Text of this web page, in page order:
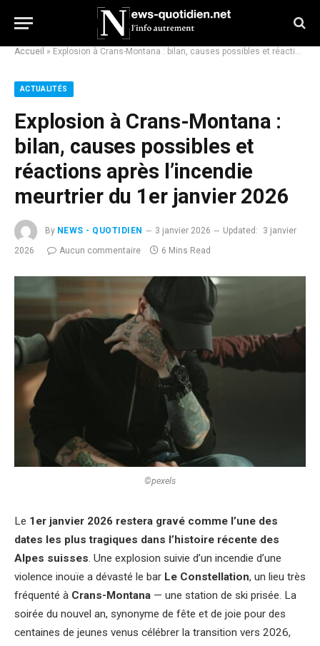
Accueil » Explosion à Crans-Montana : bilan, causes possibles et réactions après l’incendie meurtrier du 1er janvier 2026
ACTUALITÉS
Explosion à Crans-Montana :
bilan, causes possibles et
réactions après l’incendie
meurtrier du 1er janvier 2026
By NEWS - QUOTIDIEN 3 janvier 2026 Updated:
3 janvier
2026
Aucun commentaire 6 Mins Read
©pexels
Le 1er janvier 2026 restera gravé comme l’une des
dates les plus tragiques dans l’histoire récente des
Alpes suisses. Une explosion suivie d’un incendie d’une
violence inouïe a dévasté le bar Le Constellation, un lieu très
fréquenté à Crans-Montana — une station de ski prisée. La
soirée du nouvel an, synonyme de fête et de joie pour des
centaines de jeunes venus célébrer la transition vers 2026,